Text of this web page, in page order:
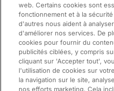
web. Certains cookies sont
fonctionnement et à la
d'autres nous aident à
d'améliorer nos services. De
cookies pour fournir du
publicités ciblées, y compris
cliquant sur 'Accepter tout',
l'utilisation de cookies sur
la navigation sur le site,
nos efforts marketing. Cela